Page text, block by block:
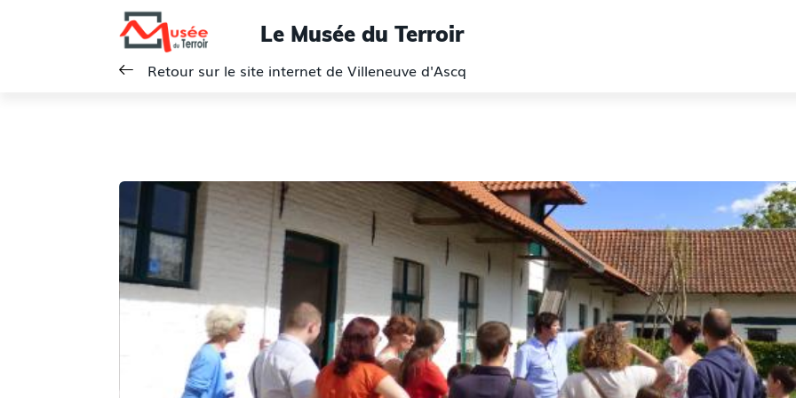
Le Musée du Terroir
Retour sur le site internet de Villeneuve d'Ascq